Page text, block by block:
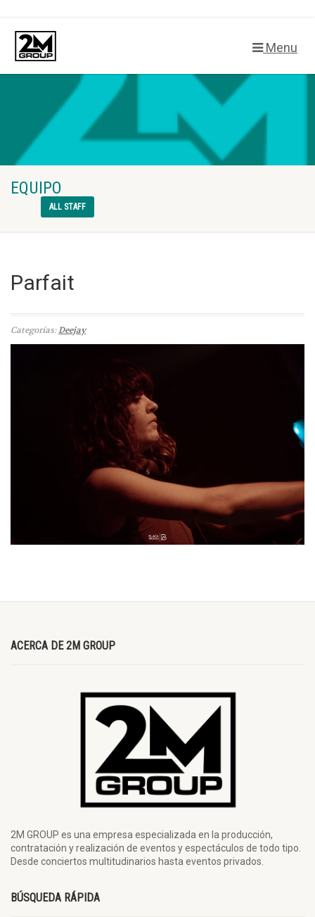
Menu
EQUIPO
ALL STAFF
Parfait
Categorías:Deejay
ACERCA DE 2M GROUP
2M GROUP es una empresa especializada en la producción,
contratación y realización de eventos y espectáculos de todo tipo.
Desde conciertos multitudinarios hasta eventos privados.
BÚSQUEDA RÁPIDA